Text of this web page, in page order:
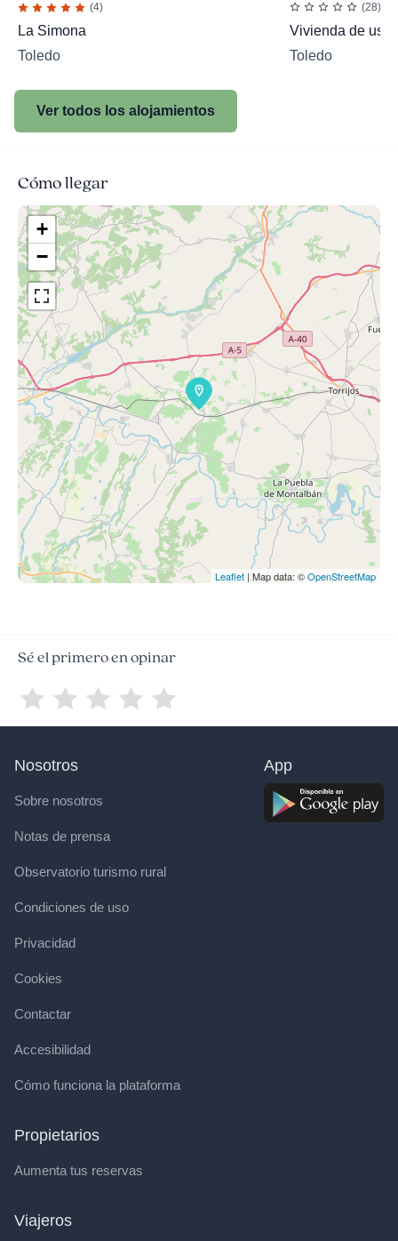
(4)
La Simona
Toledo
(28)
Vivienda de uso
Toledo
Ver todos los alojamientos
Cómo llegar
+
−
Leaflet | Map data: ©OpenStreetMap
Sé el primero en opinar
Nosotros
Sobre nosotros
Notas de prensa
Observatorio turismo rural
Condiciones de uso
Privacidad
Cookies
Contactar
Accesibilidad
Cómo funciona la plataforma
Propietarios
Aumenta tus reservas
Viajeros
App